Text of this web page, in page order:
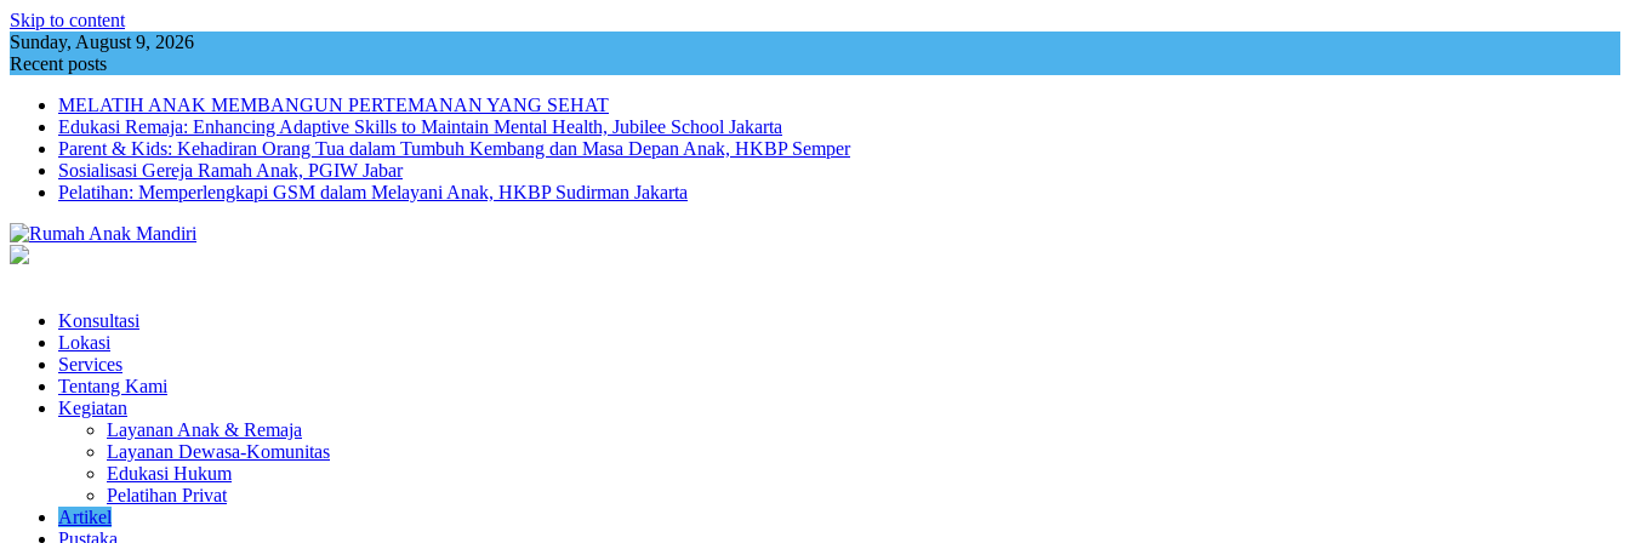
Skip to content
Sunday, August 9, 2026
Recent posts
MELATIH ANAK MEMBANGUN PERTEMANAN YANG SEHAT
Edukasi Remaja: Enhancing Adaptive Skills to Maintain Mental Health, Jubilee School Jakarta
Parent & Kids: Kehadiran Orang Tua dalam Tumbuh Kembang dan Masa Depan Anak, HKBP Semper
Sosialisasi Gereja Ramah Anak, PGIW Jabar
Pelatihan: Memperlengkapi GSM dalam Melayani Anak, HKBP Sudirman Jakarta
Konsultasi
Lokasi
Services
Tentang Kami
Kegiatan
Layanan Anak & Remaja
Layanan Dewasa-Komunitas
Edukasi Hukum
Pelatihan Privat
Artikel
Pustaka